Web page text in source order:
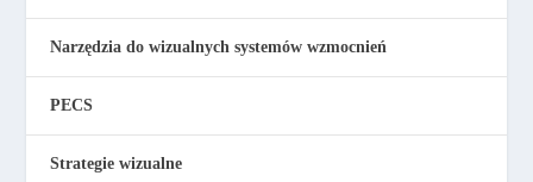
Narzędzia do wizualnych systemów wzmocnień
PECS
Strategie wizualne